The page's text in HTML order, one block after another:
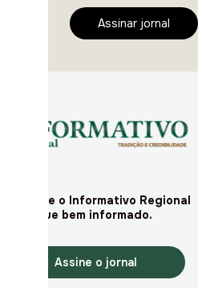
Assinar jornal
Assine o Informativo Regional
e fique bem informado.
Assine o jornal